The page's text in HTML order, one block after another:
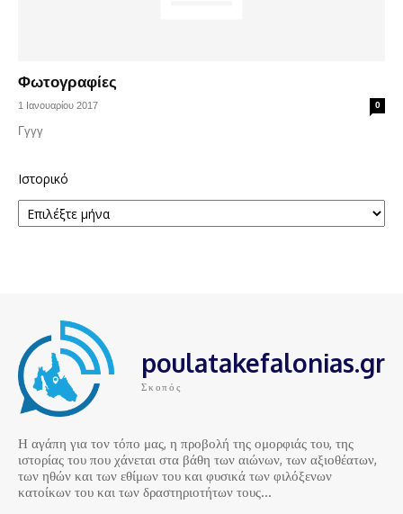
Φωτογραφίες
1 Ιανουαρίου 2017 0
Γγγγ
Ιστορικό
poulatakefalonias.gr
Σκοπός
Η αγάπη για τον τόπο μας, η προβολή της ομορφιάς του, της
ιστορίας του που χάνεται στα βάθη των αιώνων, των αξιοθέατων,
των ηθών και των εθίμων του και φυσικά των φιλόξενων
κατοίκων του και των δραστηριοτήτων τους…